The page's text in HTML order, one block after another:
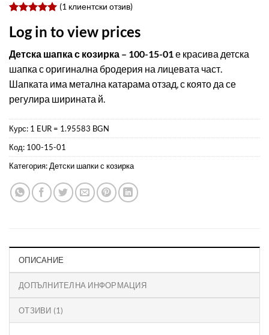
5.00от 5,
базирано
на
потребителски
оценки
(1 клиентски отзив)
Log in to view prices
Детска шапка с козирка – 100-15-01е красива детска
шапка с оригинална бродерия на лицевата част.
Шапката има метална катарама отзад, с която да се
регулира ширината й.
Курс: 1 EUR = 1.95583 BGN
Код: 100-15-01
Категория: Детски шапки с козирка
ОПИСАНИЕ
ДОПЪЛНИТЕЛНА ИНФОРМАЦИЯ
ОТЗИВИ (1)